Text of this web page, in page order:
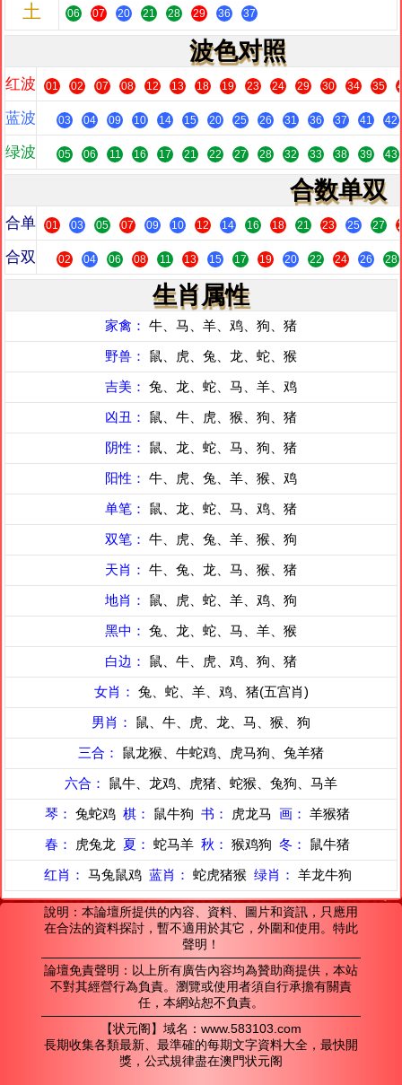
土 06 07 20 21 28 29 36 37
波色对照
红波 01 02 07 08 12 13 18 19 23 24 29 30 34 35
蓝波 03 04 09 10 14 15 20 25 26 31 36 37 41 42
绿波 05 06 11 16 17 21 22 27 28 32 33 38 39 43
合数单双
合单 01 03 05 07 09 10 12 14 16 18 21 23 25 27
合双 02 04 06 08 11 13 15 17 19 20 22 24 26 28
生肖属性
家禽： 牛、马、羊、鸡、狗、猪
野兽： 鼠、虎、兔、龙、蛇、猴
吉美： 兔、龙、蛇、马、羊、鸡
凶丑： 鼠、牛、虎、猴、狗、猪
阴性： 鼠、龙、蛇、马、狗、猪
阳性： 牛、虎、兔、羊、猴、鸡
单笔： 鼠、龙、蛇、马、鸡、猪
双笔： 牛、虎、兔、羊、猴、狗
天肖： 牛、兔、龙、马、猴、猪
地肖： 鼠、虎、蛇、羊、鸡、狗
黑中： 兔、龙、蛇、马、羊、猴
白边： 鼠、牛、虎、鸡、狗、猪
女肖： 兔、蛇、羊、鸡、猪(五宫肖)
男肖： 鼠、牛、虎、龙、马、猴、狗
三合： 鼠龙猴、牛蛇鸡、虎马狗、兔羊猪
六合： 鼠牛、龙鸡、虎猪、蛇猴、兔狗、马羊
琴： 兔蛇鸡 棋： 鼠牛狗 书： 虎龙马 画： 羊猴猪
春：
虎兔龙 夏： 蛇马羊 秋： 猴鸡狗 冬： 鼠牛猪
红肖： 马兔鼠鸡 蓝肖： 蛇虎猪猴 绿肖： 羊龙牛狗
說明：本論壇所提供的內容、資料、圖片和資訊，只應用
在合法的資料探討，暫不適用於其它，外圍和使用。特此
聲明！
論壇免責聲明：以上所有廣告內容均為贊助商提供，本站
不對其經營行為負責。瀏覽或使用者須自行承擔有關責
任，本網站恕不負責。
【状元阁】域名：www.583103.com
長期收集各類最新、最準確的每期文字資料大全，最快開
獎，公式規律盡在澳門状元阁